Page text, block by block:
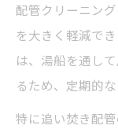
配管クリーニン
を大きく軽減で
は、湯船を通し
るため、定期的
特に追い焚き配